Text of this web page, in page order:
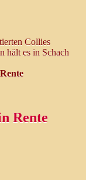
Collies
hält es in Schach
Rente